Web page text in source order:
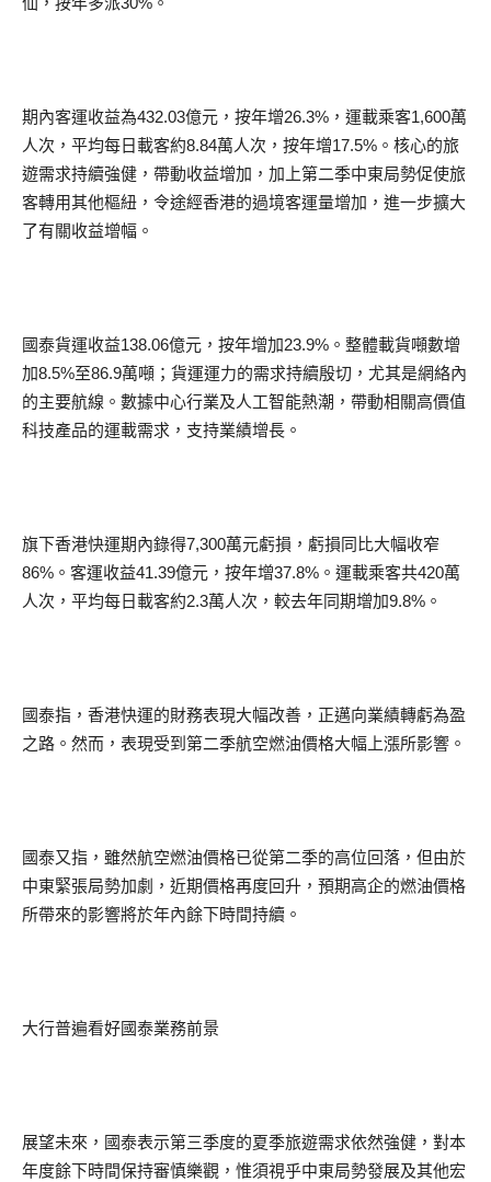
期內客運收益為432.03億元，按年增26.3%，運載乘客1,600萬
人次，平均每日載客約8.84萬人次，按年增17.5%。核心的旅
遊需求持續強健，帶動收益增加，加上第二季中東局勢促使旅
客轉用其他樞紐，令途經香港的過境客運量增加，進一步擴大
了有關收益增幅。
國泰貨運收益138.06億元，按年增加23.9%。整體載貨噸數增
加8.5%至86.9萬噸；貨運運力的需求持續殷切，尤其是網絡內
的主要航線。數據中心行業及人工智能熱潮，帶動相關高價值
科技產品的運載需求，支持業績增長。
旗下香港快運期內錄得7,300萬元虧損，虧損同比大幅收窄
86%。客運收益41.39億元，按年增37.8%。運載乘客共420萬
人次，平均每日載客約2.3萬人次，較去年同期增加9.8%。
國泰指，香港快運的財務表現大幅改善，正邁向業績轉虧為盈
之路。然而，表現受到第二季航空燃油價格大幅上漲所影響。
國泰又指，雖然航空燃油價格已從第二季的高位回落，但由於
中東緊張局勢加劇，近期價格再度回升，預期高企的燃油價格
所帶來的影響將於年內餘下時間持續。
大行普遍看好國泰業務前景
展望未來，國泰表示第三季度的夏季旅遊需求依然強健，對本
年度餘下時間保持審慎樂觀，惟須視乎中東局勢發展及其他宏